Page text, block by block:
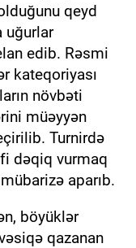
qeyd
uğurlar
edib. Rəsmi
kateqoriyası
növbəti
müəyyən
Turnirdə
dəqiq vurmaq
aparıb.
böyüklər
qazanan